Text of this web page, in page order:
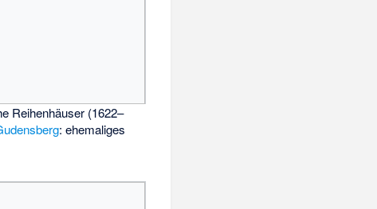
Reihenhäuser (1622–
: ehemaliges